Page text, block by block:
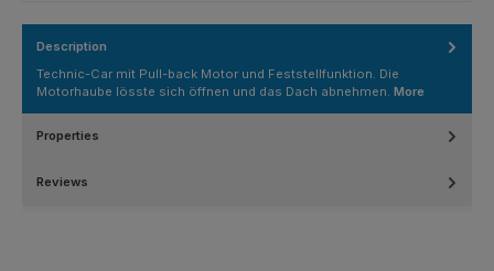
Description
Technic-Car mit Pull-back Motor und Feststellfunktion. Die
Motorhaube lösste sich öffnen und das Dach abnehmen. More
Properties
Reviews